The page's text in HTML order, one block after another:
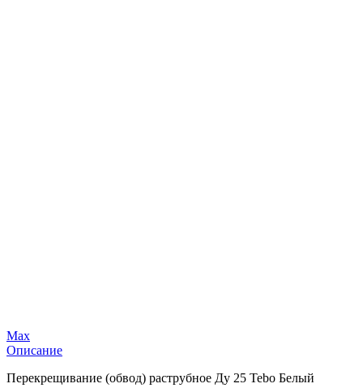
Max
Описание
Перекрещивание (обвод) раструбное Ду 25 Tebo Белый